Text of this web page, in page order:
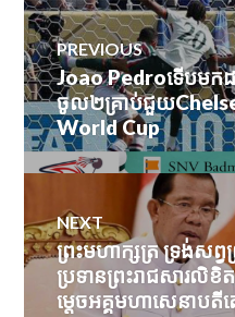
Post
navigation
PREVIOUS
Previous
post:
Joao Pedroទើបមក
ចូល២គ្រាប់ជួយ
World Cup
NEXT
Next
post:
ព្រះមហាក្សត្រ ទ្រង់ស
ប្រទានព្រះរាជសារ
ម្តេចអគ្គមហាសេនាប